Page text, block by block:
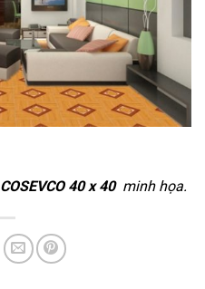
COSEVCO 40 x 40minh họa.